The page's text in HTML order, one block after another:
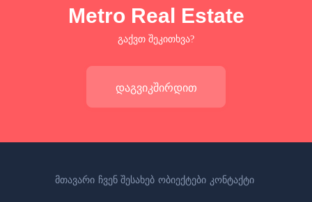
Metro Real Estate
გაქვთ შეკითხვა?
დაგვიკშირდით
მთავარი ჩვენ შესახებ ობიექტები კონტაქტი